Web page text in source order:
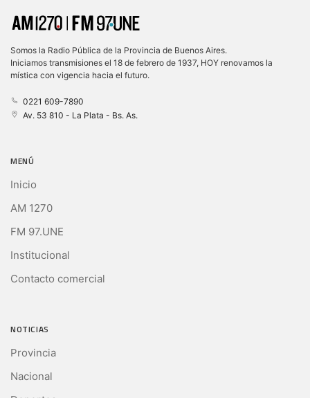
Somos la Radio Pública de la Provincia de Buenos Aires.
Iniciamos transmisiones el 18 de febrero de 1937, HOY renovamos la
mística con vigencia hacia el futuro.
0221 609-7890
Av. 53 810 - La Plata - Bs. As.
MENÚ
Inicio
AM 1270
FM 97.UNE
Institucional
Contacto comercial
NOTICIAS
Provincia
Nacional